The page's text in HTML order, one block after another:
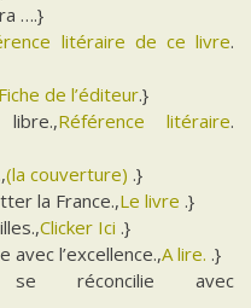
….}
litéraire de ce livre.
Fiche de l’éditeur.}
Référence litéraire.
(la couverture) .}
la France.,Le livre .}
Clicker Ici .}
avec l’excellence.,A lire. .}
réconcilie avec